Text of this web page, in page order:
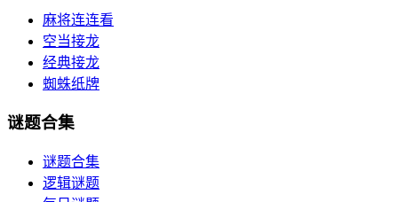
麻将连连看
空当接龙
经典接龙
蜘蛛纸牌
谜题合集
谜题合集
逻辑谜题